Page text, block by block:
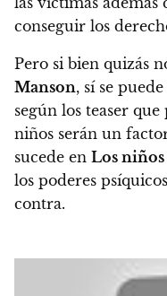
conseguir los
Pero si bien quizás
Manson, sí se
según los teaser
niños serán un
sucede en Los
los poderes
contra.